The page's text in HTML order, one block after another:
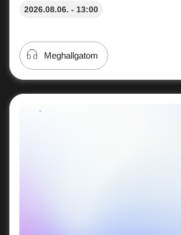
2026.08.06. - 13:00
Meghallgatom